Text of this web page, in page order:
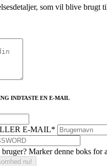
som vil blive brugt
INDTASTE EN E-MAIL
E-MAIL*
Marker denne boks for